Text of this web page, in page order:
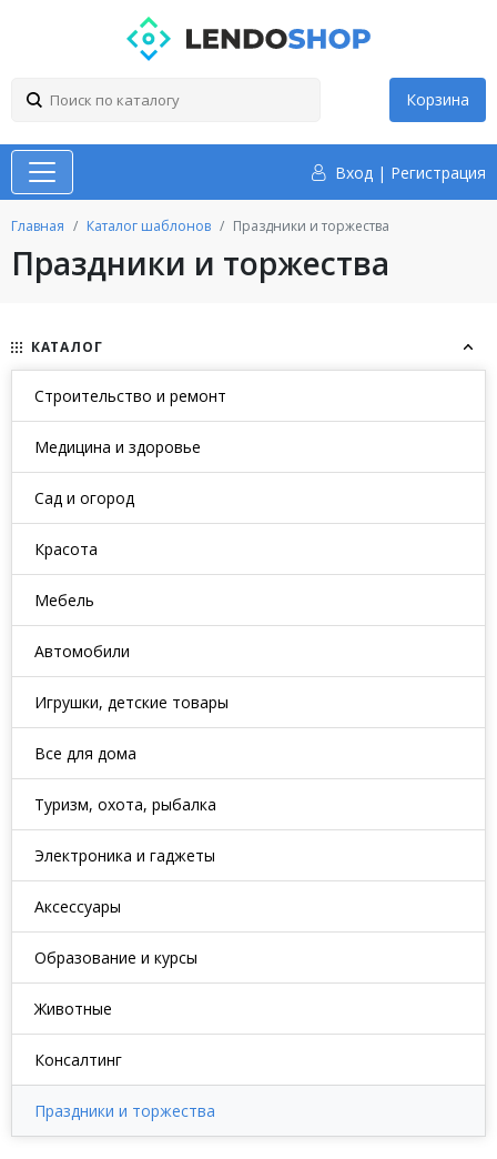
Корзина
Вход | Регистрация
Главная Каталог шаблонов Праздники и торжества
Праздники и торжества
КАТАЛОГ
Строительство и ремонт
Медицина и здоровье
Сад и огород
Красота
Мебель
Автомобили
Игрушки, детские товары
Все для дома
Туризм, охота, рыбалка
Электроника и гаджеты
Аксессуары
Образование и курсы
Животные
Консалтинг
Праздники и торжества